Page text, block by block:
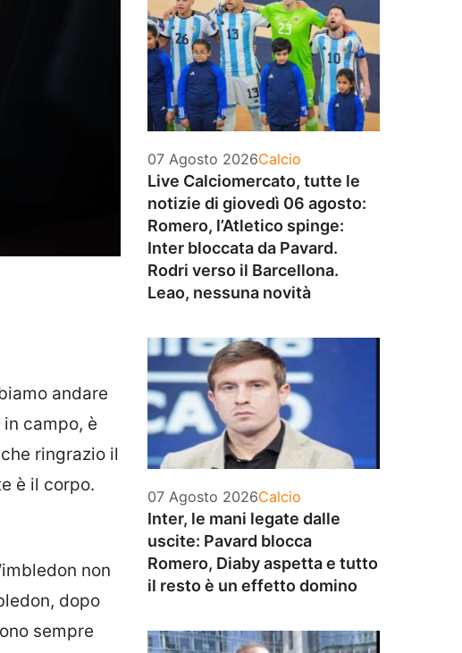
andare
campo, è
ringrazio il
è il corpo.
non
dopo
sempre
07 Agosto 2026Categorie
Calcio
Live Calciomercato, tutte le
notizie di giovedì 06 agosto:
Romero, l’Atletico spinge:
Inter bloccata da Pavard.
Rodri verso il Barcellona.
Leao, nessuna novità
07 Agosto 2026Categorie
Calcio
Inter, le mani legate dalle
uscite: Pavard blocca
Romero, Diaby aspetta e tutto
il resto è un effetto domino